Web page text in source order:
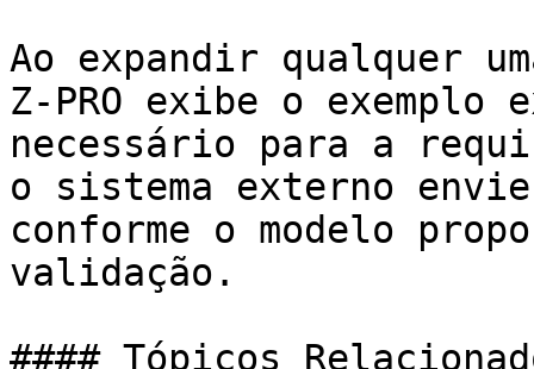
Ao expandir qualquer
Z-PRO exibe o exemplo
necessário para a
o sistema externo envie
conforme o modelo
validação.
#### Tópicos